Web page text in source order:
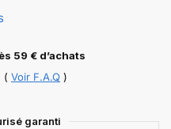
59 € d’achats
( Voir F.A.Q )
garanti